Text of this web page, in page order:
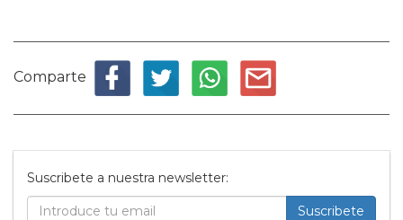
Comparte
Suscribete a nuestra newsletter:
Suscribete